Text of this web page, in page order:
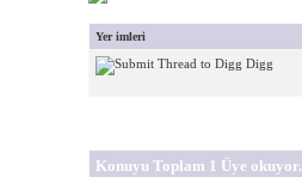
Yer imleri
Digg
Konuyu Toplam 1 Üye okuyor.